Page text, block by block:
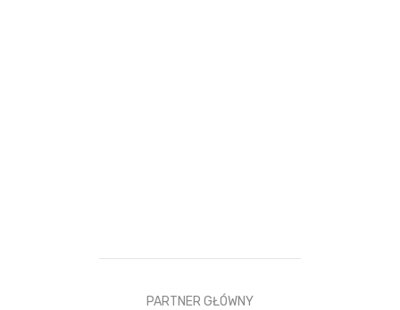
PARTNER GŁÓWNY